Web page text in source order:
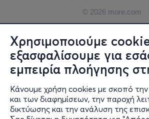
Χρησιμοποιούμε
εξασφαλίσουμε για
εμπειρία πλοήγησης
Κάνουμε χρήση cookies με σκοπό
και των διαφημίσεων, την παροχή
δικτύωσης και την ανάλυση της
© 2026 more.com